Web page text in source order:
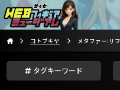
コトブキヤ メタファー:リ
タグキーワード